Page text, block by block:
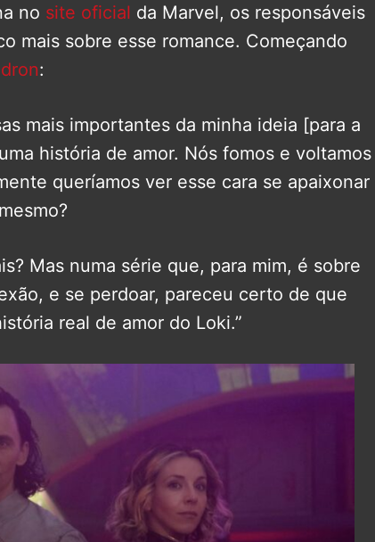
no site oficial da Marvel, os responsáveis
mais sobre esse romance. Começando
:
mais importantes da minha ideia [para a
história de amor. Nós fomos e voltamos
queríamos ver esse cara se apaixonar
Mas numa série que, para mim, é sobre
e se perdoar, pareceu certo de que
real de amor do Loki.”